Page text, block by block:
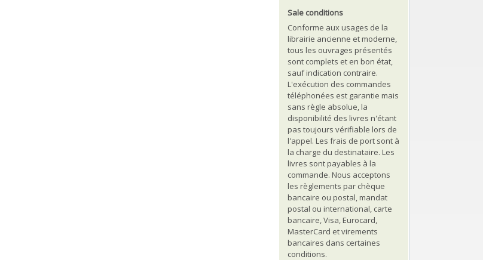
Sale conditions
Conforme aux usages de la
librairie ancienne et moderne,
tous les ouvrages présentés
sont complets et en bon état,
sauf indication contraire.
L'exécution des commandes
téléphonées est garantie mais
sans règle absolue, la
disponibilité des livres n'étant
pas toujours vérifiable lors de
l'appel. Les frais de port sont à
la charge du destinataire. Les
livres sont payables à la
commande. Nous acceptons
les règlements par chèque
bancaire ou postal, mandat
postal ou international, carte
bancaire, Visa, Eurocard,
MasterCard et virements
bancaires dans certaines
conditions.